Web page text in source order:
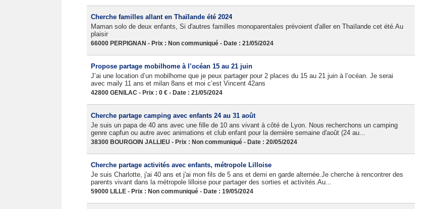
Cherche familles allant en Thaïlande été 2024
Maman solo de deux enfants, Si d'autres familles monoparentales prévoient d'aller en Thaïlande cet été.Au
plaisir
66000 PERPIGNAN - Prix : Non communiqué - Date : 21/05/2024
Propose partage mobilhome à l’océan 15 au 21 juin
J’ai une location d’un mobilhome que je peux partager pour 2 places du 15 au 21 juin à l’océan. Je serai
avec maily 11 ans et milan 8ans et moi c’est Vincent 42ans
42800 GENILAC - Prix : 0 € - Date : 21/05/2024
Cherche partage camping avec enfants 24 au 31 août
Je suis un papa de 40 ans avec une fille de 10 ans vivant à côté de Lyon. Nous recherchons un camping
genre capfun ou autre avec animations et club enfant pour la dernière semaine d'août (24 au...
38300 BOURGOIN JALLIEU - Prix : Non communiqué - Date : 20/05/2024
Cherche partage activités avec enfants, métropole Lilloise
Je suis Charlotte, j'ai 40 ans et j'ai mon fils de 5 ans et demi en garde alternée.Je cherche à rencontrer des
parents vivant dans la métropole lilloise pour partager des sorties et activités.Au...
59000 LILLE - Prix : Non communiqué - Date : 19/05/2024